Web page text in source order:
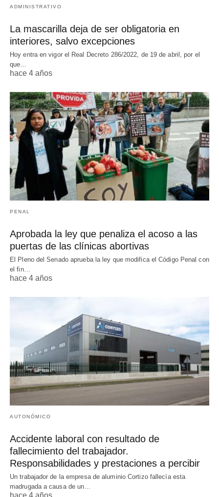
ADMINISTRATIVO
La mascarilla deja de ser obligatoria en
interiores, salvo excepciones
Hoy entra en vigor el Real Decreto 286/2022, de 19 de abril, por el
que…
hace 4 años
PENAL
Aprobada la ley que penaliza el acoso a las
puertas de las clínicas abortivas
El Pleno del Senado aprueba la ley que modifica el Código Penal con
el fin…
hace 4 años
AUTONÓMICO
Accidente laboral con resultado de
fallecimiento del trabajador.
Responsabilidades y prestaciones a percibir
Un trabajador de la empresa de aluminio Cortizo fallecía esta
madrugada a causa de un…
hace 4 años